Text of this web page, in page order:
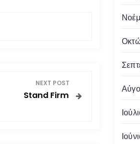
NEXT POST
Stand Firm